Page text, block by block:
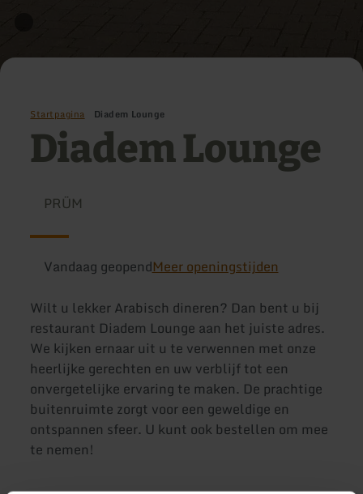
Startpagina Diadem Lounge
Diadem Lounge
PRÜM
Vandaag geopendMeer openingstijden
Wilt u lekker Arabisch dineren? Dan bent u bij
restaurant Diadem Lounge aan het juiste adres.
We kijken ernaar uit u te verwennen met onze
heerlijke gerechten en uw verblijf tot een
onvergetelijke ervaring te maken. De prachtige
buitenruimte zorgt voor een geweldige en
ontspannen sfeer. U kunt ook bestellen om mee
te nemen!